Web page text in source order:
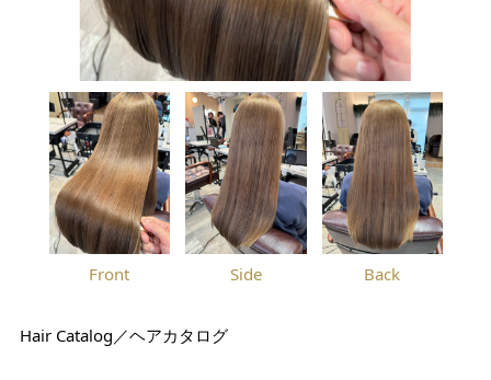
Front Side Back
Hair Catalog／ヘアカタログ